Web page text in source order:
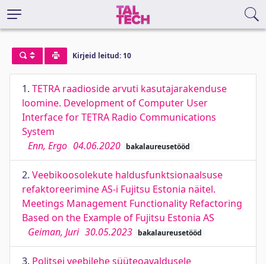
Kirjeid leitud: 10
1. TETRA raadioside arvuti kasutajarakenduse
loomine. Development of Computer User
Interface for TETRA Radio Communications
System
Enn, Ergo 04.06.2020 bakalaureusetööd
2. Veebikoosolekute haldusfunktsionaalsuse
refaktoreerimine AS-i Fujitsu Estonia näitel.
Meetings Management Functionality Refactoring
Based on the Example of Fujitsu Estonia AS
Geiman, Juri 30.05.2023 bakalaureusetööd
3. Politsei veebilehe süüteoavaldusele